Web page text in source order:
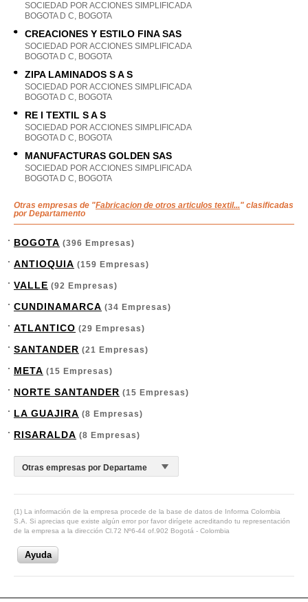
SOCIEDAD POR ACCIONES SIMPLIFICADA
BOGOTA D C, BOGOTA
CREACIONES Y ESTILO FINA SAS
SOCIEDAD POR ACCIONES SIMPLIFICADA
BOGOTA D C, BOGOTA
ZIPA LAMINADOS S A S
SOCIEDAD POR ACCIONES SIMPLIFICADA
BOGOTA D C, BOGOTA
RE I TEXTIL S A S
SOCIEDAD POR ACCIONES SIMPLIFICADA
BOGOTA D C, BOGOTA
MANUFACTURAS GOLDEN SAS
SOCIEDAD POR ACCIONES SIMPLIFICADA
BOGOTA D C, BOGOTA
Otras empresas de "Fabricacion de otros articulos textil..." clasificadas
por Departamento
BOGOTA (396 Empresas)
ANTIOQUIA (159 Empresas)
VALLE (92 Empresas)
CUNDINAMARCA (34 Empresas)
ATLANTICO (29 Empresas)
SANTANDER (21 Empresas)
META (15 Empresas)
NORTE SANTANDER (15 Empresas)
LA GUAJIRA (8 Empresas)
RISARALDA (8 Empresas)
(1) La información de la empresa procede de la base de datos de Informa Colombia
S.A. Si aprecias que existe algún error por favor dirígete acreditando tu representación
de la empresa a la dirección Cl.72 Nº6-44 of.902 Bogotá - Colombia
Ayuda